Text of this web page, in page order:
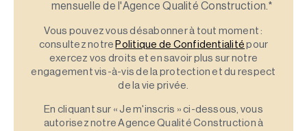
mensuelle de l'Agence Qualité Construction.*
Vous pouvez vous désabonner à tout moment :
consultez notre Politique de Confidentialité pour
exercez vos droits et en savoir plus sur notre
engagement vis-à-vis de la protection et du respect
de la vie privée.
En cliquant sur « Je m'inscris » ci-dessous, vous
autorisez notre Agence Qualité Construction à